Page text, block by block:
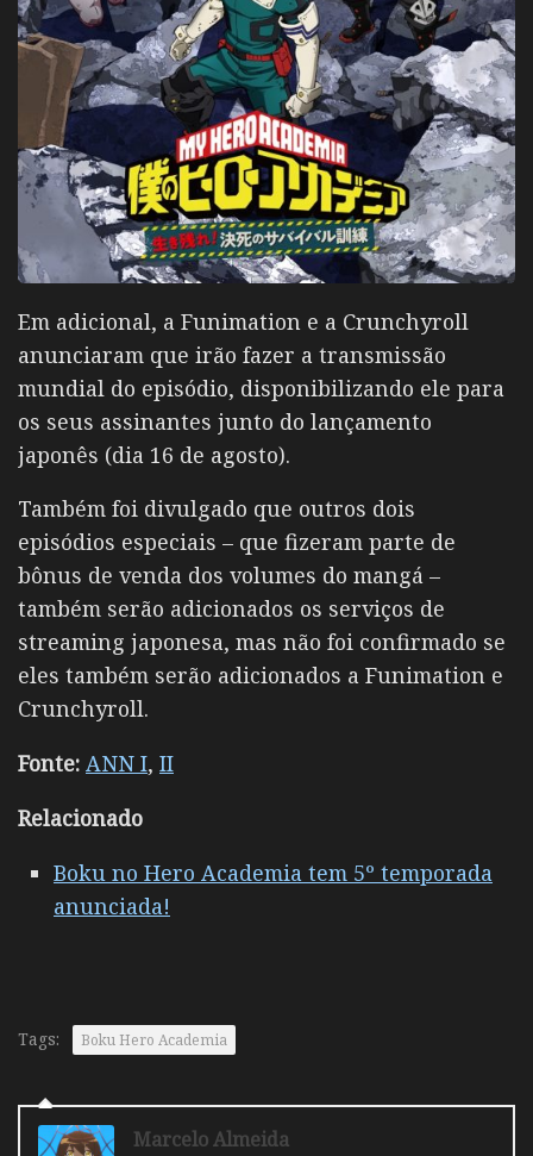
Em adicional, a Funimation e a Crunchyroll
anunciaram que irão fazer a transmissão
mundial do episódio, disponibilizando ele para
os seus assinantes junto do lançamento
japonês (dia 16 de agosto).
Também foi divulgado que outros dois
episódios especiais – que fizeram parte de
bônus de venda dos volumes do mangá –
também serão adicionados os serviços de
streaming japonesa, mas não foi confirmado se
eles também serão adicionados a Funimation e
Crunchyroll.
Fonte: ANN I, II
Relacionado
Boku no Hero Academia tem 5º temporada
anunciada!
Tags: Boku Hero Academia
Marcelo Almeida